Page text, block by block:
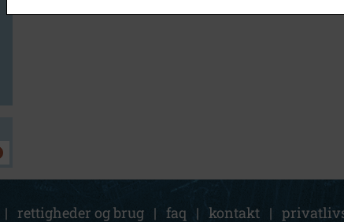
| rettigheder og brug | faq | kontakt |